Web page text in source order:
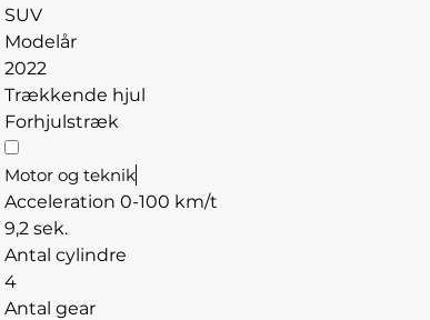
SUV
Modelår
2022
Trækkende hjul
Forhjulstræk
Motor og teknik
Acceleration 0-100 km/t
9,2 sek.
Antal cylindre
4
Antal gear